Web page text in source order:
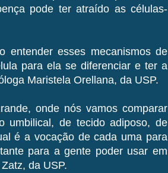
pode ter atraído as células-
entender esses mecanismos de
para ela se diferenciar e ter a
Maristela Orellana, da USP.
onde nós vamos comparar
umbilical, de tecido adiposo, de
é a vocação de cada uma para
para a gente poder usar em
da USP.